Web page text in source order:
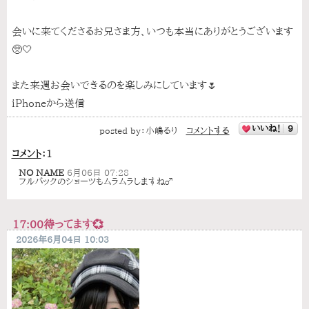
会いに来てくださるお兄さま方、いつも本当にありがとうございます
🥺🤍
また来週お会いできるのを楽しみにしています🌷
iPhoneから送信
posted by： 小嶋るり コメントする いいね！ 9
コメント： 1
NO NAME 6月06日 07:28
フルバックのショーツもムラムラしますね♂
17:00待ってます💞
2026年6月04日 10:03